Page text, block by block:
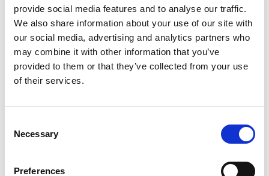
provide social media features and to analyse our traffic.
We also share information about your use of our site with
our social media, advertising and analytics partners who
may combine it with other information that you’ve
provided to them or that they’ve collected from your use
of their services.
Selection
Necessary
Preferences